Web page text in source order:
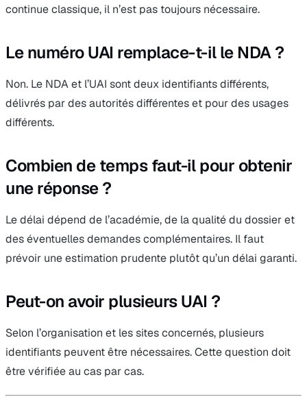
continue classique, il n’est pas toujours nécessaire.
Le numéro UAI remplace-t-il le NDA ?
Non. Le NDA et l’UAI sont deux identifiants différents,
délivrés par des autorités différentes et pour des usages
différents.
Combien de temps faut-il pour obtenir
une réponse ?
Le délai dépend de l’académie, de la qualité du dossier et
des éventuelles demandes complémentaires. Il faut
prévoir une estimation prudente plutôt qu’un délai garanti.
Peut-on avoir plusieurs UAI ?
Selon l’organisation et les sites concernés, plusieurs
identifiants peuvent être nécessaires. Cette question doit
être vérifiée au cas par cas.